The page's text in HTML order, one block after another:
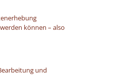
können – also
und